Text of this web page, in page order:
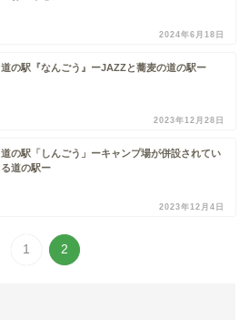
2024年6月18日
道の駅『なんごう』ーJAZZと蕎麦の道の駅ー
2023年12月28日
道の駅「しんごう」ーキャンプ場が併設されてい
る道の駅ー
2023年12月4日
1 2